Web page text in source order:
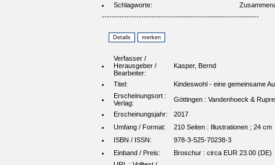
Schlagworte:
----------------------------------------------------------------
Verfasser /
Herausgeber /
Bearbeiter:
Kasper, Bernd
Titel:
Kindeswohl - eine gemeinsame
Erscheinungsort :
Verlag:
Göttingen : Vandenhoeck &
Erscheinungsjahr:
2017
Umfang / Format:
210 Seiten : Illustrationen ; 24 cm
ISBN / ISSN:
978-3-525-70238-3
Einband / Preis:
Broschur : circa EUR 23.00 (DE)